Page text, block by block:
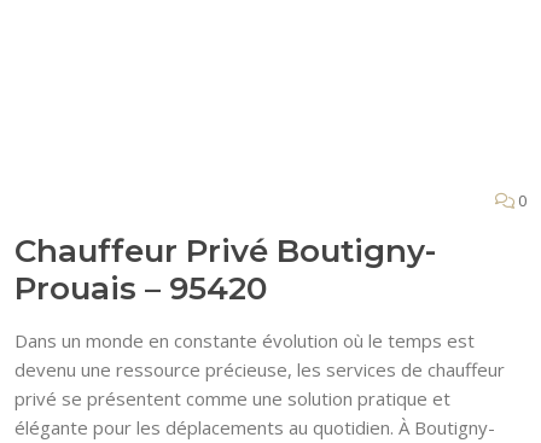
0
Chauffeur Privé Boutigny-
Prouais – 95420
Dans un monde en constante évolution où le temps est
devenu une ressource précieuse, les services de chauffeur
privé se présentent comme une solution pratique et
élégante pour les déplacements au quotidien. À Boutigny-